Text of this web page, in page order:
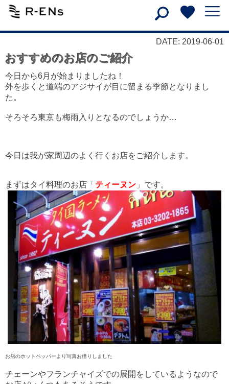
DATE: 2019-06-01
おすすめのお店のご紹介
今日から6月が始まりましたね！
外を歩くと道端のアジサイが目に留まる季節となりまし
た。
そろそろ東京も梅雨入りとなるのでしょうか…
今日は我が家周辺のよく行くお店をご紹介します。
まずはタイ料理のお店「 ティーヌン 」です。
お店のホットペッパーより写真お借りしました
チェーンやフランチャイズでの展開をしているようなので